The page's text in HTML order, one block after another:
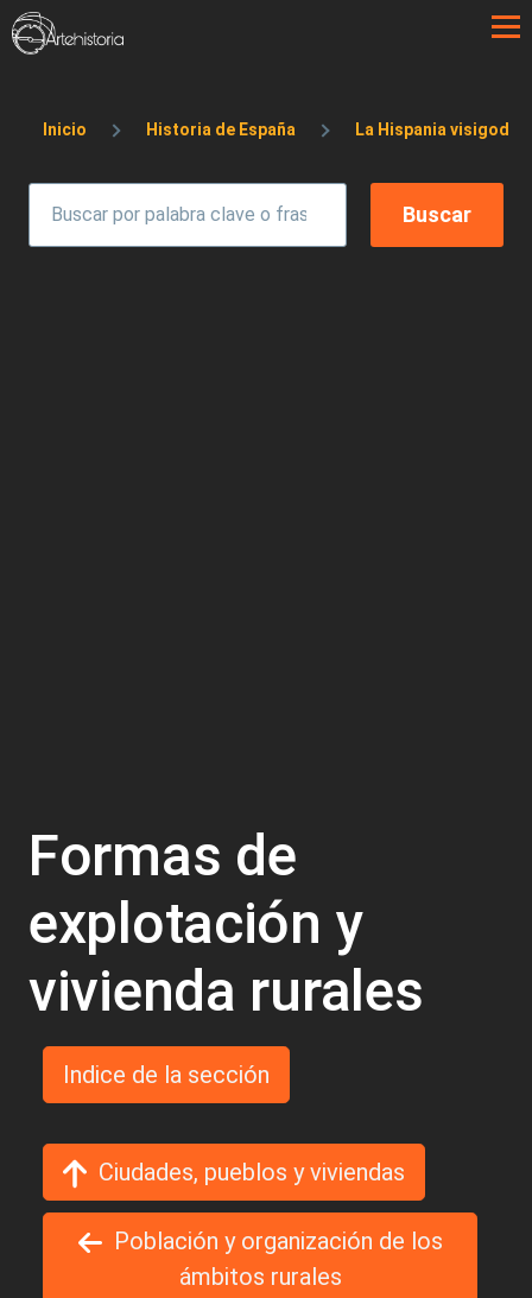
Pasar al contenido principal
Sobrescribir enlaces de ayuda a la
Inicio Historia de España La Hispania visigoda
Formas de
explotación y
vivienda rurales
Indice de la sección
Ciudades, pueblos y viviendas
Población y organización de los
ámbitos rurales